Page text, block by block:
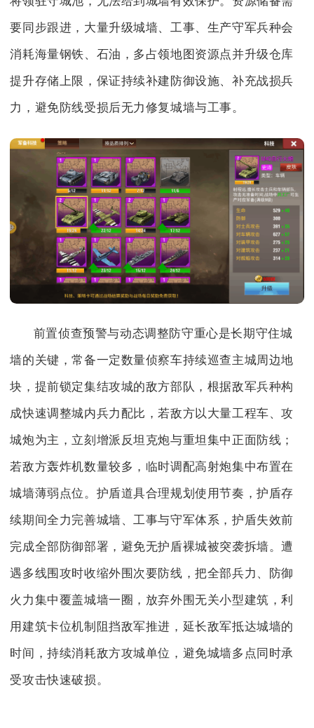
要同步跟进，大量升级城墙、工事、生产守军兵种会
消耗海量钢铁、石油，多占领地图资源点并升级仓库
提升存储上限，保证持续补建防御设施、补充战损兵
力，避免防线受损后无力修复城墙与工事。
前置侦查预警与动态调整防守重心是长期守住城
墙的关键，常备一定数量侦察车持续巡查主城周边地
块，提前锁定集结攻城的敌方部队，根据敌军兵种构
成快速调整城内兵力配比，若敌方以大量工程车、攻
城炮为主，立刻增派反坦克炮与重坦集中正面防线；
若敌方轰炸机数量较多，临时调配高射炮集中布置在
城墙薄弱点位。护盾道具合理规划使用节奏，护盾存
续期间全力完善城墙、工事与守军体系，护盾失效前
完成全部防御部署，避免无护盾裸城被突袭拆墙。遭
遇多线围攻时收缩外围次要防线，把全部兵力、防御
火力集中覆盖城墙一圈，放弃外围无关小型建筑，利
用建筑卡位机制阻挡敌军推进，延长敌军抵达城墙的
时间，持续消耗敌方攻城单位，避免城墙多点同时承
受攻击快速破损。